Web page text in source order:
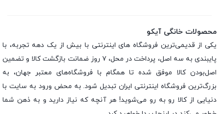
محصولات خانگی آیکو
یکی از قدیمی‌ترین فروشگاه های اینترنتی با بیش از یک دهه تجربه، با
پایبندی به سه اصل، پرداخت در محل، ۷ روز ضمانت بازگشت کالا و تضمین
اصل‌بودن کالا موفق شده تا همگام با فروشگاه‌های معتبر جهان، به
بزرگ‌ترین فروشگاه اینترنتی ایران تبدیل شود. به محض ورود به سایت با
دنیایی از کالا رو به رو می‌شوید! هر آنچه که نیاز دارید و به ذهن شما